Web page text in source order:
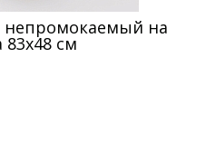
непромокаемый на
см